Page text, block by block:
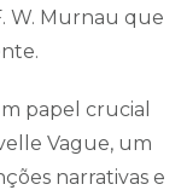
W. Murnau que
papel crucial
Vague, um
narrativas e